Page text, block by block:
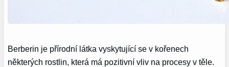
Berberin je přírodní látka vyskytující se v kořenech
některých rostlin, která má pozitivní vliv na procesy v těle.